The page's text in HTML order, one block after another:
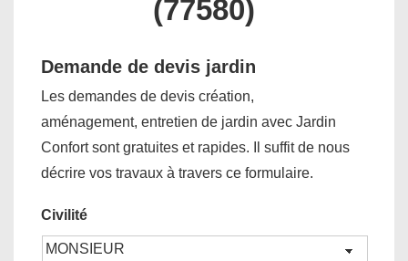
(77580)
Demande de devis jardin
Les demandes de devis création,
aménagement, entretien de jardin avec Jardin
Confort sont gratuites et rapides. Il suffit de nous
décrire vos travaux à travers ce formulaire.
Civilité